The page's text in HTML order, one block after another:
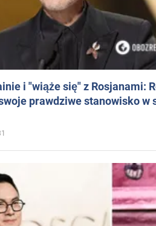
i "wiąże się" z Rosjanami:
prawdziwe stanowisko w